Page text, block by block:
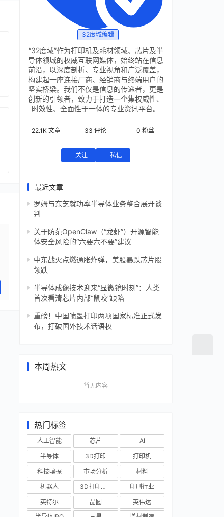
32度域编辑
“32度域”作为打印机及耗材领域、芯片及半
导体领域的权威互联网媒体，始终站在信息
前沿，以深度剖析、专业视角和广泛覆盖，
构建起一座连接厂商、经销商与终端用户的
坚实桥梁。我们不仅是信息的传递者，更是
创新的引领者，致力于打造一个集权威性、
时效性、全面性于一体的专业资讯平台。
22.1K 文章 33 评论 0 粉丝
关注 私信
最近文章
罗姆与东芝就功率半导体业务整合展开谈
判
关于防范OpenClaw（“龙虾”）开源智能
体安全风险的“六要六不要”建议
中东战火点燃通胀炸弹，美股暴跌芯片股
领跌
半导体成像技术迎来“显微镜时刻”：人类
首次看清芯片内部“鼠咬”缺陷
重磅！中国喷墨打印两项国家标准正式发
布，打破国外技术话语权
本周热文
暂无内容
热门标签
人工智能 芯片
AI
半导体
3D打印
打印机
科技嗅探
市场分析
材料
机器人
3D打印技术
印刷行业
英特尔
晶圆
英伟达